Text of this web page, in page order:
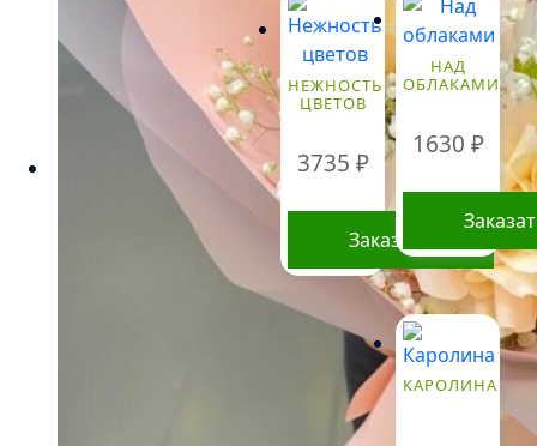
НЕЖНОСТЬ
ЦВЕТОВ
3735 ₽
Заказать
НАД
ОБЛАКАМИ
1630 ₽
КАРОЛИНА